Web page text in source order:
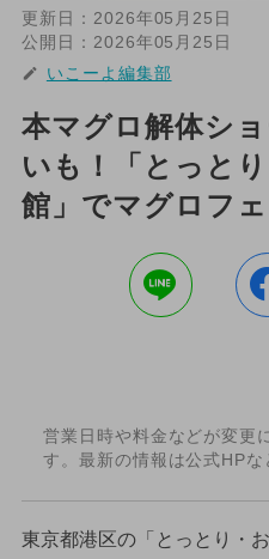
更新日： 2026年05月25日
公開日： 2026年05月25日
いこーよ編集部
本マグロ解体シ
いも！「とっと
館」でマグロフ
営業日時や料金などが変更
す。最新の情報は公式HPな
東京都港区の「とっとり・